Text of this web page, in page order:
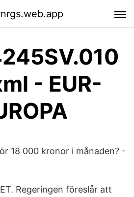
- EUR-
18 000 kronor i månaden? -
Regeringen föreslår att